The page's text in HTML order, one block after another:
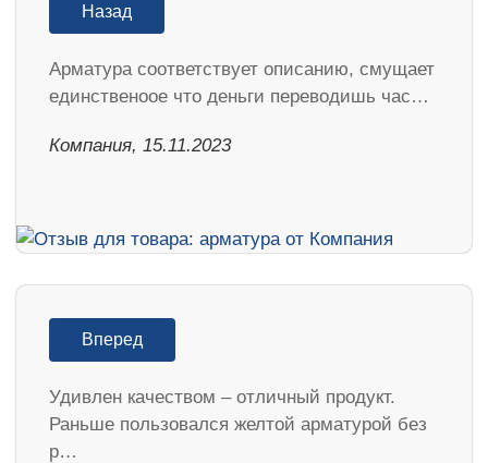
Назад
Арматура соответствует описанию, смущает
единственоое что деньги переводишь час…
Компания, 15.11.2023
Вперед
Удивлен качеством – отличный продукт.
Раньше пользовался желтой арматурой без
р…